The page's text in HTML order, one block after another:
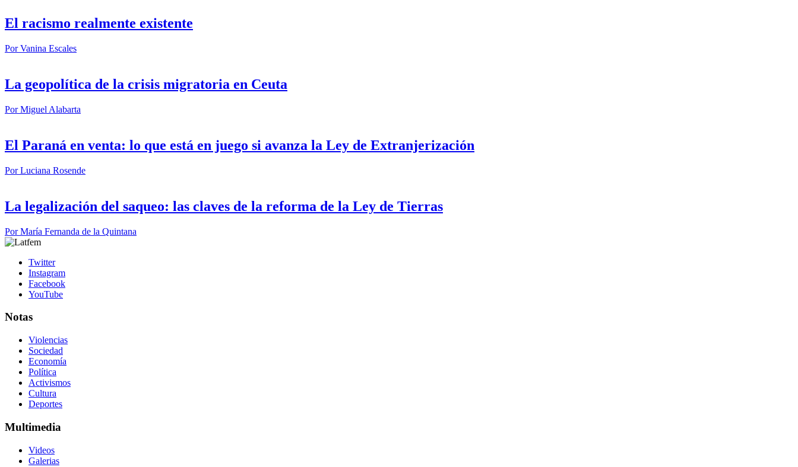
El racismo realmente existente
PorVanina Escales
La geopolítica de la crisis migratoria en Ceuta
PorMiguel Alabarta
El Paraná en venta: lo que está en juego si avanza la Ley de Extranjerización
PorLuciana Rosende
La legalización del saqueo: las claves de la reforma de la Ley de Tierras
PorMaría Fernanda de la Quintana
Twitter
Instagram
Facebook
YouTube
Notas
Violencias
Sociedad
Economía
Política
Activismos
Cultura
Deportes
Multimedia
Videos
Galerias